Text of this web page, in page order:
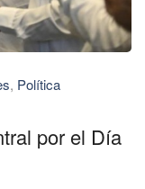
, Política
por el Día